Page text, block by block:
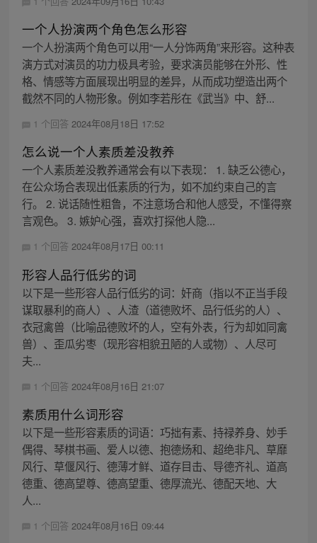
一个人扮演两个角色怎么形容
一个人扮演两个角色可以用“一人分饰两角”来形容。这种表
演方式对演员的功力极具考验，要求演员能够在外形、性
格、情感等方面展现出明显的差异，从而成功塑造出两个
截然不同的人物形象。例如李若彤在《武当》中、舒...
1 个回答 2024年08月18日 17:52
怎么说一个人素质差没教养
一个人素质差没教养通常会有以下表现： 1. 缺乏公德心，
在公众场合表现出低素质的行为，如不加约束自己的言
行。 2. 说话随性粗鲁，不注意场合和他人感受，不懂得察
言观色。 3. 嫉妒心强，喜欢打探他人隐...
1 个回答 2024年08月17日 00:11
形容人品行低劣的词
以下是一些形容人品行低劣的词：奸商（指以不正当手段
谋取暴利的商人）、人渣（道德败坏、品行低劣的人）、
衣冠禽兽（比喻品德败坏的人，空有外表，行为却如同禽
兽）、歪瓜劣枣（现形容相貌丑陋的人或物）、人尽可
夫...
1 个回答 2024年08月16日 21:07
素质用什么词形容
以下是一些形容素质的词语：巧拙有素、持禄养身、妙手
偶得、琴棋书画、爱人以德、抱德炀和、超绝非凡、草靡
风行、草偃风行、德薄才鲜、道存目击、导德齐礼、道高
德重、德高望尊、德高望重、德厚流光、德配天地、大
人...
1 个回答 2024年08月16日 09:44